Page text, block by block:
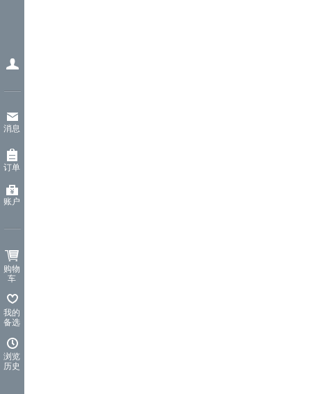
消息
订单
账户
购物
车
我的
备选
浏览
历史